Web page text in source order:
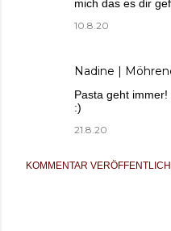
mich das es dir
10.8.20
Nadine |
Pasta geht
:)
21.8.20
KOMMENTAR